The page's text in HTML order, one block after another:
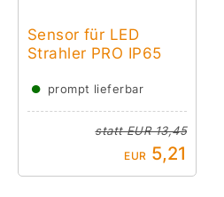
Sensor für LED
Strahler PRO IP65
● prompt lieferbar
stattEUR 13,45
EUR 5,21